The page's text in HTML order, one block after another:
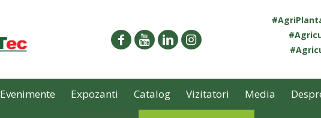
Evenimente Expozanti Catalog Vizitatori Media